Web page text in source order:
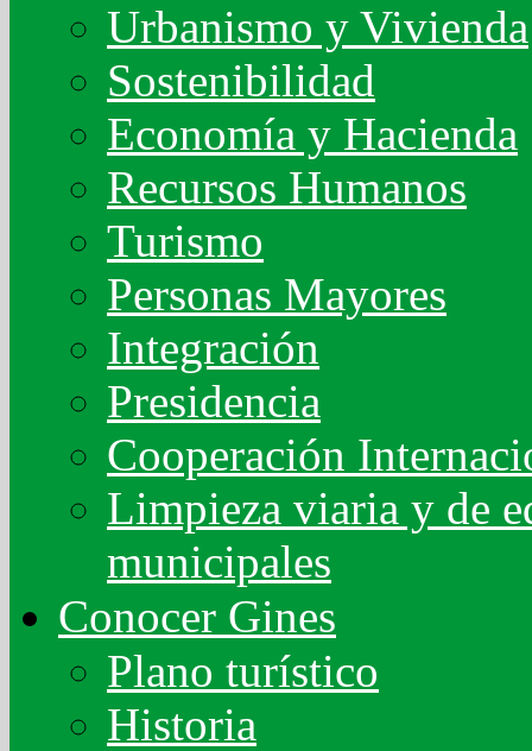
Urbanismo y Vivienda
Sostenibilidad
Economía y Hacienda
Recursos Humanos
Turismo
Personas Mayores
Integración
Presidencia
Cooperación
Limpieza viaria y de
municipales
Conocer Gines
Plano turístico
Historia